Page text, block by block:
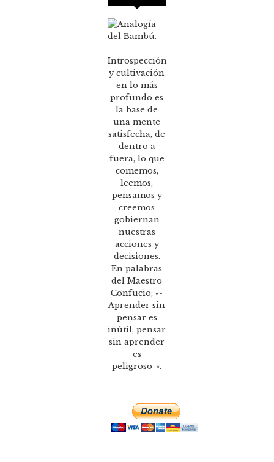
Introspección
y cultivación
en lo más
profundo es
la base de
una mente
satisfecha, de
dentro a
fuera, lo que
comemos,
leemos,
pensamos y
creemos
gobiernan
nuestras
acciones y
decisiones.
En palabras
del Maestro
Confucio; «-
Aprender sin
pensar es
inútil, pensar
sin aprender
es
peligroso-«.